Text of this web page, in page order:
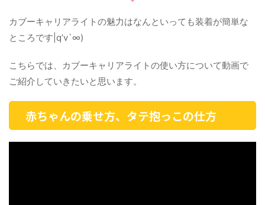
カブーキャリアライトの魅力はなんといっても装着が簡単な
ところです|q’v`∞)
こちらでは、カブーキャリアライトの使い方について動画で
ご紹介していきたいと思います。
赤ちゃんの乗せ方、タテ抱っこの仕方